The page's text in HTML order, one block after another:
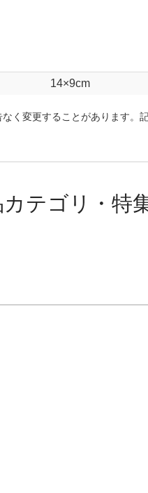
14×9cm
く変更することがあります。
テゴリ・特